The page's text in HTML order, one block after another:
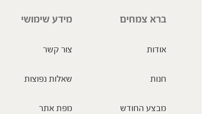
ברא צמחים
אודות
חנות
מבצע החודש
מידע שימושי
צור קשר
שאלות נפוצות
מפת אתר